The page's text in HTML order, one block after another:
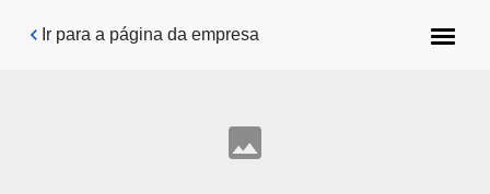
Pular para o conteúdo principal
Ir para a página da empresa